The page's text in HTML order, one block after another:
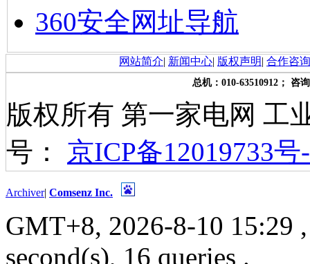
360安全网址导航
网站简介| 新闻中心| 版权声明| 合作咨询
总机：010-63510912； 咨
版权所有 第一家电网 工
号： 京ICP备12019733号
Archiver| Comsenz Inc.
GMT+8, 2026-8-10 15:29
second(s), 16 queries .